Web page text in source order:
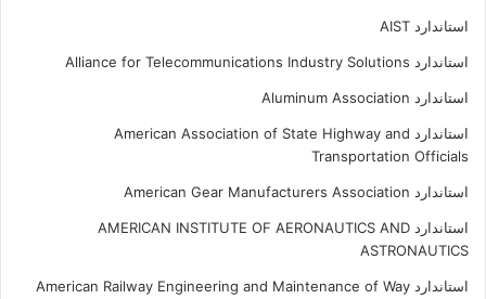
استاندارد AIST
استاندارد Alliance for Telecommunications Industry Solutions
استاندارد Aluminum Association
استاندارد American Association of State Highway and
Transportation Officials
استاندارد American Gear Manufacturers Association
استاندارد AMERICAN INSTITUTE OF AERONAUTICS AND
ASTRONAUTICS
استاندارد American Railway Engineering and Maintenance of Way